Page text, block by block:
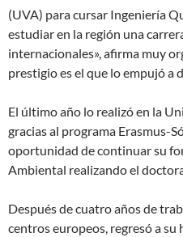
(UVA) para cursar Ingeniería
estudiar en la región una
internacionales», afirma muy
prestigio es el que lo empujó a
El último año lo realizó en la
gracias al programa Erasmus-
oportunidad de continuar su
Ambiental realizando el
Después de cuatro años de
centros europeos, regresó a